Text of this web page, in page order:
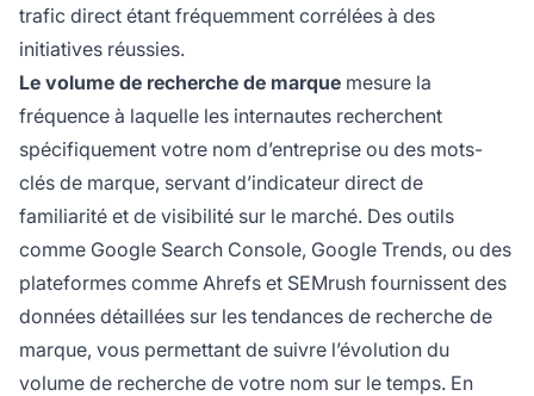
trafic direct étant fréquemment corrélées à des
initiatives réussies.
Le volume de recherche de marque mesure la
fréquence à laquelle les internautes recherchent
spécifiquement votre nom d’entreprise ou des mots-
clés de marque, servant d’indicateur direct de
familiarité et de visibilité sur le marché. Des outils
comme Google Search Console, Google Trends, ou des
plateformes comme Ahrefs et SEMrush fournissent des
données détaillées sur les tendances de recherche de
marque, vous permettant de suivre l’évolution du
volume de recherche de votre nom sur le temps. En